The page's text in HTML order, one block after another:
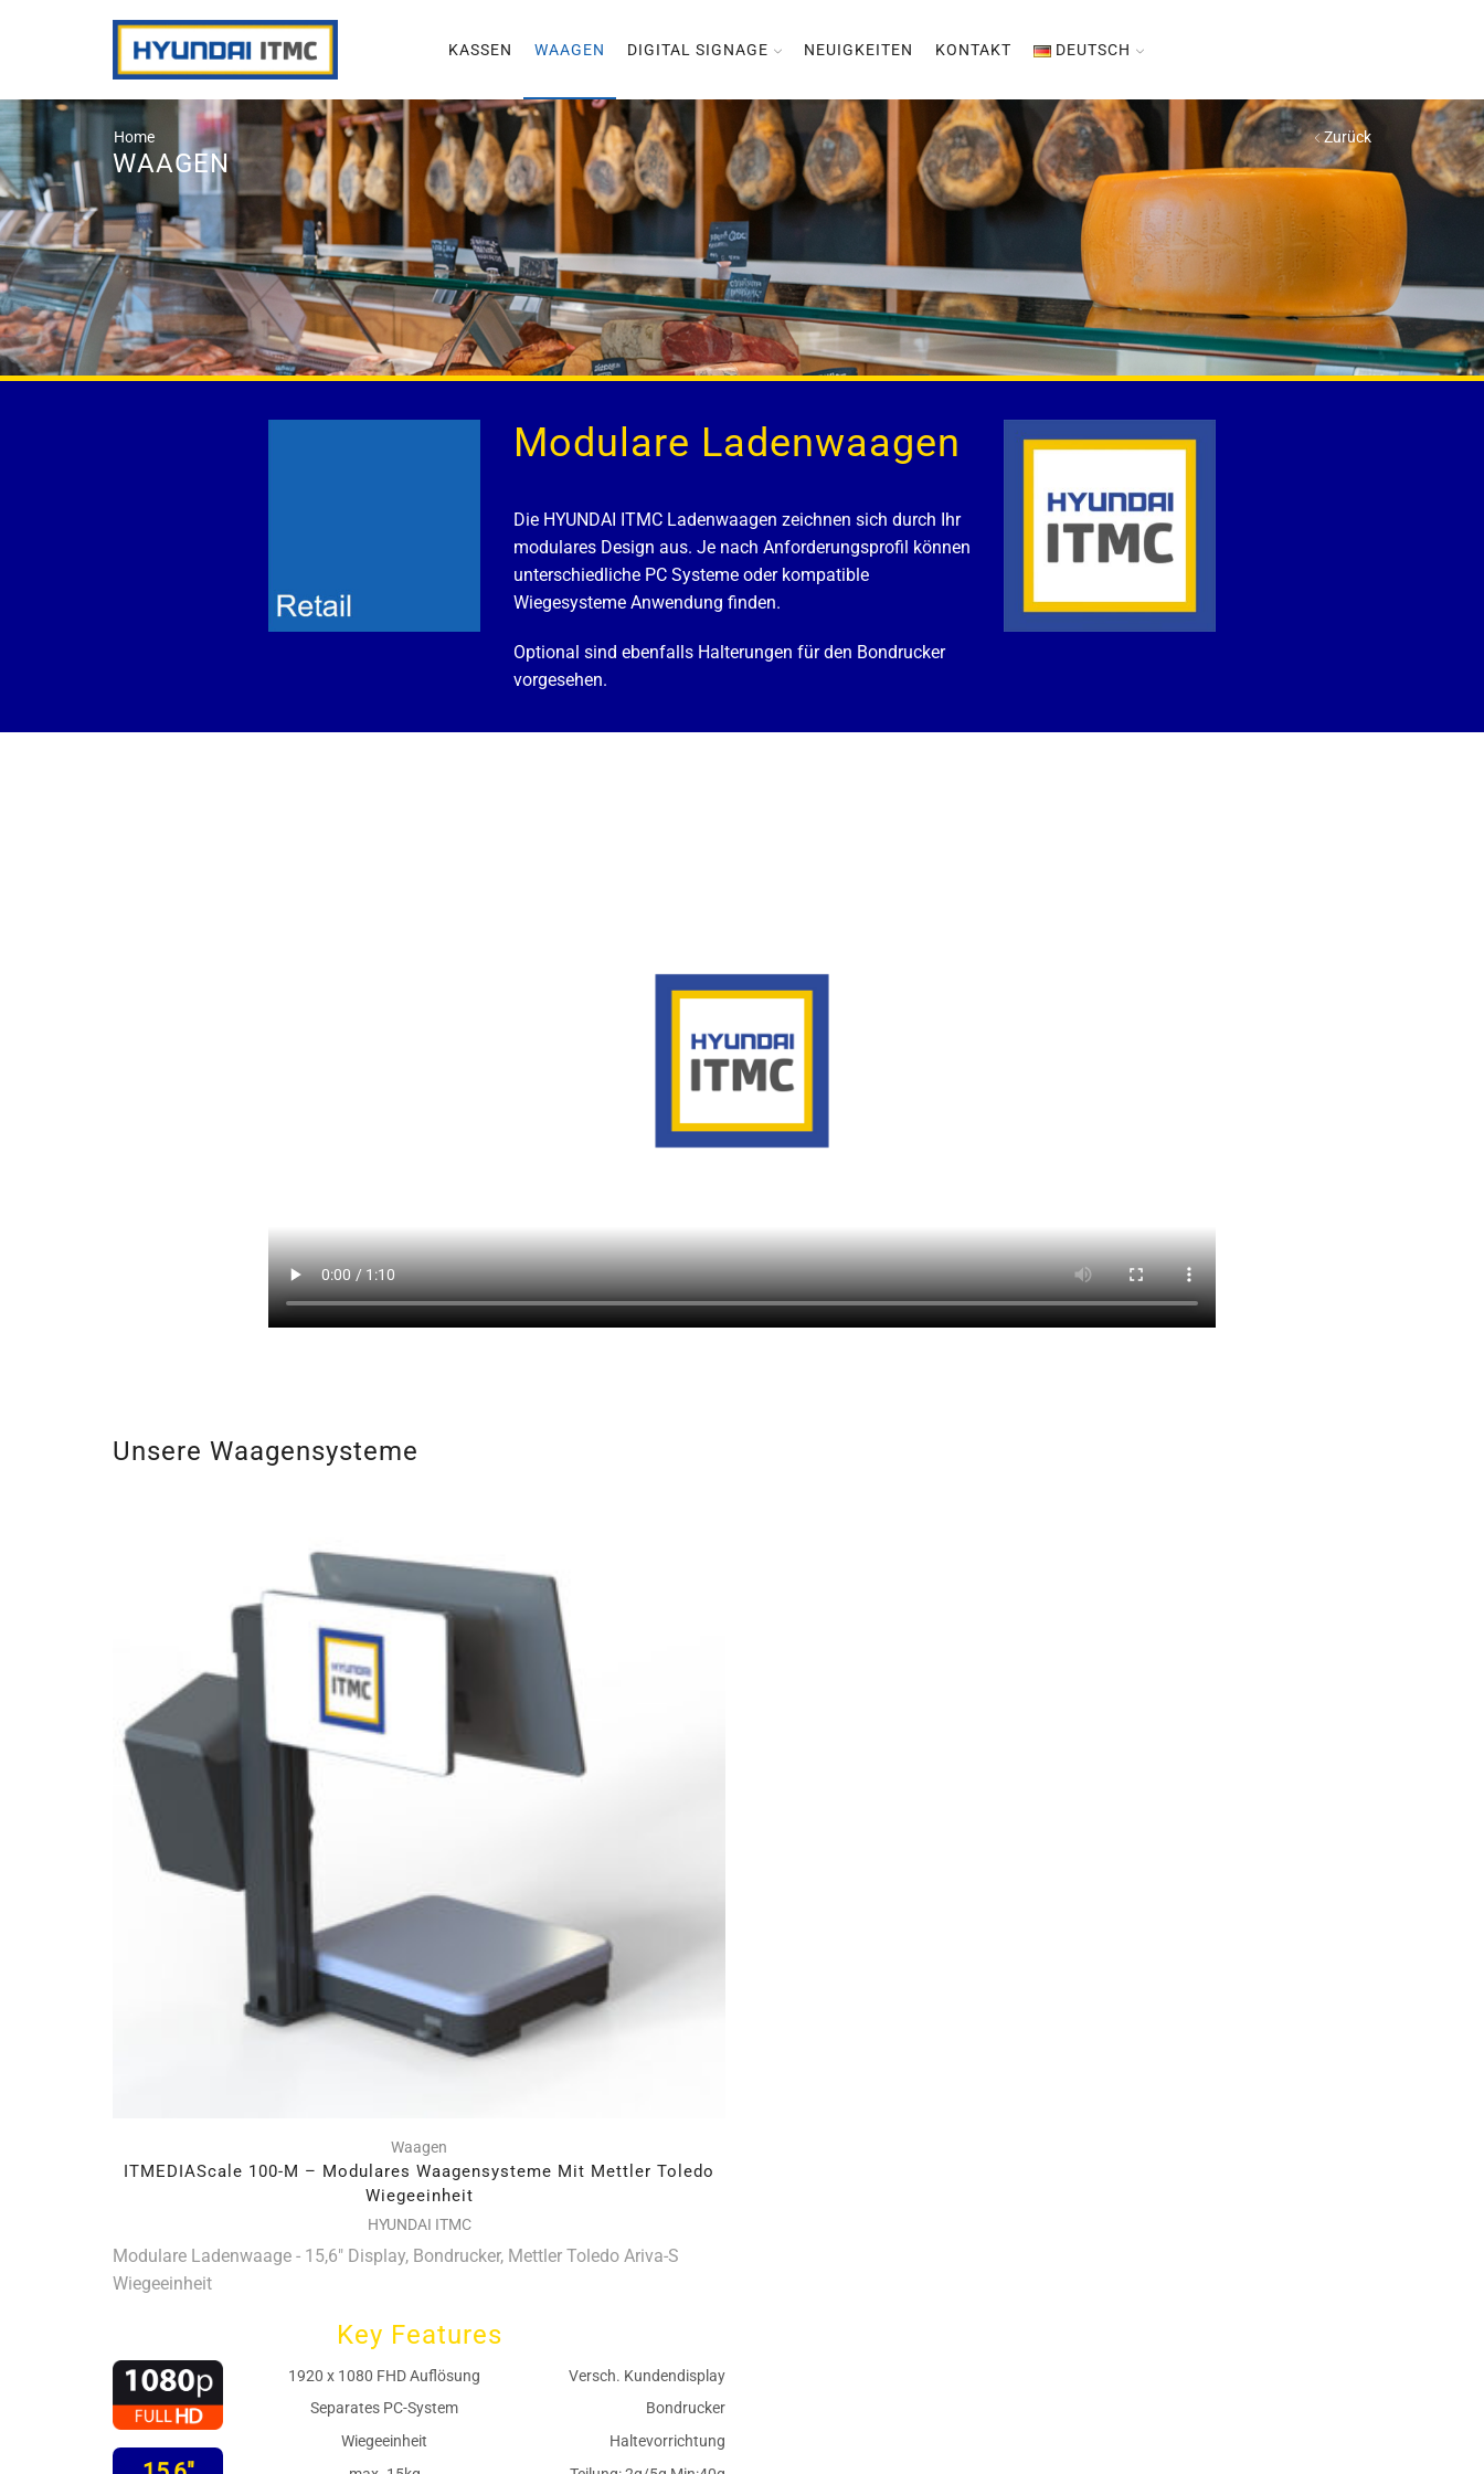
KASSEN WAAGEN DIGITAL SIGNAGE NEUIGKEITEN KONTAKT DEUTSCH
Zurück
Home
WAAGEN
Modulare Ladenwaagen
Die HYUNDAI ITMC Ladenwaagen zeichnen sich durch Ihr
modulares Design aus. Je nach Anforderungsprofil können
unterschiedliche PC Systeme oder kompatible
Wiegesysteme Anwendung finden.
Optional sind ebenfalls Halterungen für den Bondrucker
vorgesehen.
Unsere Waagensysteme
Waagen
ITMEDIAScale 100-M – Modulares Waagensysteme Mit Mettler Toledo
Wiegeeinheit
HYUNDAI ITMC
Modulare Ladenwaage - 15,6" Display, Bondrucker, Mettler Toledo Ariva-S
Wiegeeinheit
Key Features
1920 x 1080 FHD Auflösung
Versch. Kundendisplay
Separates PC-System
Bondrucker
Wiegeeinheit
Haltevorrichtung